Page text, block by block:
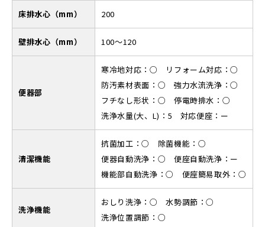
床排水心（mm） 200
壁排水心（mm） 100～120
便器部
寒冷地対応：○ リフォーム対応：○
防汚素材表面：○ 強力水流洗浄：○
フチなし形状：○ 停電時排水：○
洗浄水量(大、L)：5 対応便座：ー
清潔機能
抗菌加工：○ 除菌機能：○
便器自動洗浄：○ 便座自動洗浄：ー
機能部自動洗浄：○ 便座簡易取外：○
洗浄機能
おしり洗浄：○ 水勢調節：○
洗浄位置調節：○